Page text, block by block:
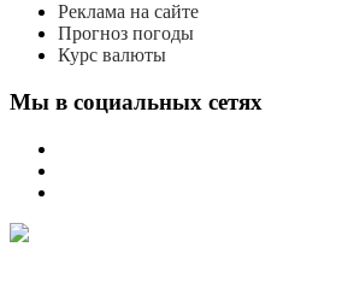
Реклама на сайте
Прогноз погоды
Курс валюты
Мы в социальных сетях